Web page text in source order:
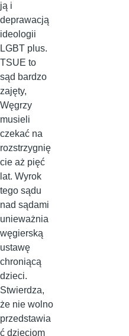
ją i
deprawacją
ideologii
LGBT plus.
TSUE to
sąd bardzo
zajęty,
Węgrzy
musieli
czekać na
rozstrzygnię
cie aż pięć
lat. Wyrok
tego sądu
nad sądami
unieważnia
węgierską
ustawę
chroniącą
dzieci.
Stwierdza,
że nie wolno
przedstawia
ć dzieciom